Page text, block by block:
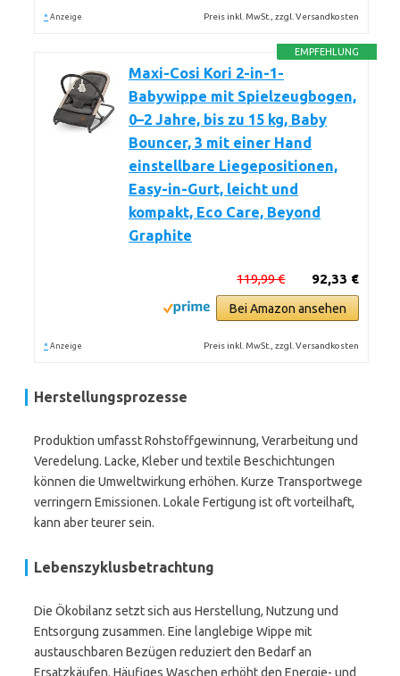
* Anzeige Preis inkl. MwSt., zzgl. Versandkosten
EMPFEHLUNG
Maxi-Cosi Kori 2-in-1-
Babywippe mit Spielzeugbogen,
0–2 Jahre, bis zu 15 kg, Baby
Bouncer, 3 mit einer Hand
einstellbare Liegepositionen,
Easy-in-Gurt, leicht und
kompakt, Eco Care, Beyond
Graphite
92,33 €
119,99 €
Bei Amazon ansehen
* Anzeige Preis inkl. MwSt., zzgl. Versandkosten
Herstellungsprozesse
Produktion umfasst Rohstoffgewinnung, Verarbeitung und
Veredelung. Lacke, Kleber und textile Beschichtungen
können die Umweltwirkung erhöhen. Kurze Transportwege
verringern Emissionen. Lokale Fertigung ist oft vorteilhaft,
kann aber teurer sein.
Lebenszyklusbetrachtung
Die Ökobilanz setzt sich aus Herstellung, Nutzung und
Entsorgung zusammen. Eine langlebige Wippe mit
austauschbaren Bezügen reduziert den Bedarf an
Ersatzkäufen. Häufiges Waschen erhöht den Energie- und